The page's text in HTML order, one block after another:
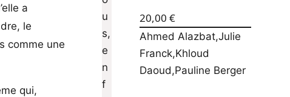
a
le
comme une
qui,
20,00 €
Ahmed Alazbat,Julie
Franck,Khloud
Daoud,Pauline Berger